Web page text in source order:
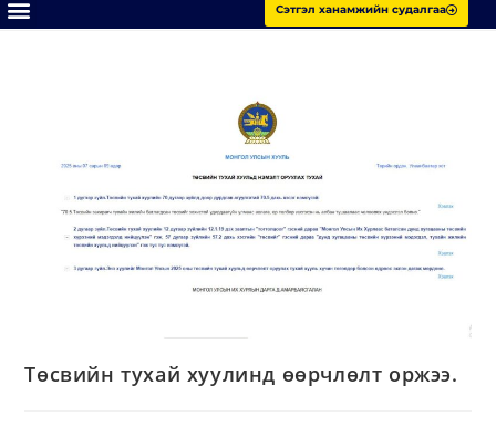
Сэтгэл ханамжийн судалгаа
Төсвийн тухай хуулинд өөрчлөлт оржээ.